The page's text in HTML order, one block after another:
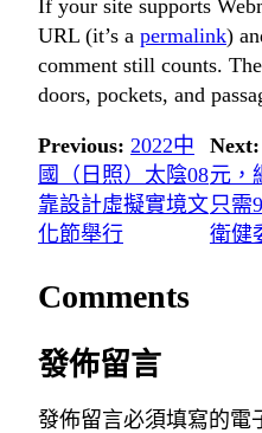
If your site supports
URL (it’s a permalink)
comment still counts.
doors, pockets, and
Previous: 2022中
國（日照）太陰08
靠設計虛擬實境文
化節舉行
Next:
元，
只需
衛健
Comments
發佈留言
發佈留言必須填寫的電